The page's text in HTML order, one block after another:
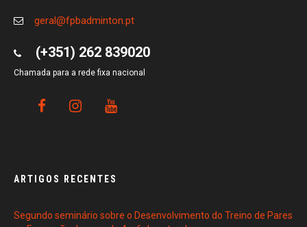
geral@fpbadminton.pt
(+351) 262 839020
Chamada para a rede fixa nacional
ARTIGOS RECENTES
Segundo seminário sobre o Desenvolvimento do Treino de Pares